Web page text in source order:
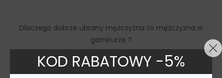
Dlaczego dobrze ubrany mężczyzna to mężczyzna w
garniturze ?
KOD RABATOWY -5%